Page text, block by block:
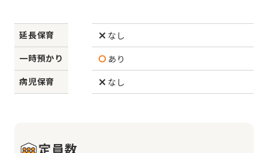
延長保育
なし
一時預かり
あり
病児保育
なし
定員数